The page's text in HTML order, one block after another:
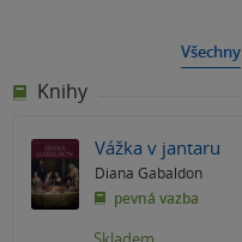
Všechny
Knihy
Vážka v jantaru
Diana Gabaldon
pevná vazba